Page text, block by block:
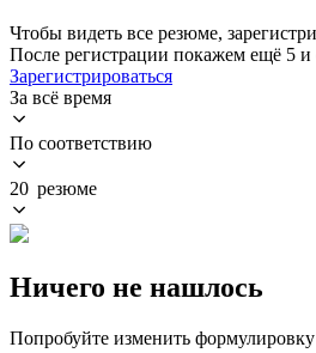
Чтобы видеть все резюме,
После регистрации покажем ещё 5 и
Зарегистрироваться
За всё время
По соответствию
20 резюме
Ничего не нашлось
Попробуйте изменить